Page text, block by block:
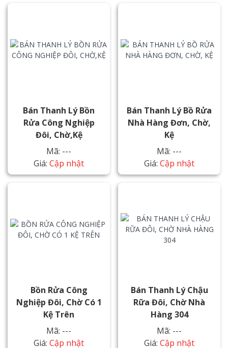
Bán Thanh Lý Bồn
Rửa Công Nghiệp
Đôi, Chờ,kệ
Mã: ---
Giá: Cập nhật
Bán Thanh Lý Bồ Rửa
Nhà Hàng Đơn, Chờ,
Kệ
Mã: ---
Giá: Cập nhật
Bồn Rửa Công
Nghiệp Đôi, Chờ Có 1
Kệ Trên
Mã: ---
Giá: Cập nhật
Bán Thanh Lý Chậu
Rữa Đôi, Chờ Nhà
Hàng 304
Mã: ---
Giá: Cập nhật